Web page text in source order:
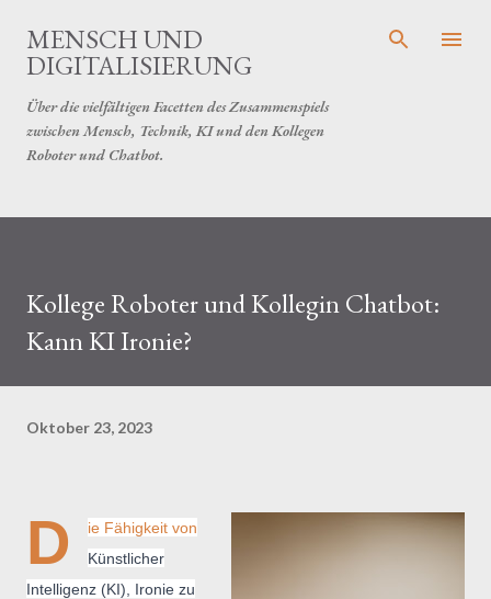
Direkt zum Hauptbereich
MENSCH UND
DIGITALISIERUNG
Über die vielfältigen Facetten des Zusammenspiels
zwischen Mensch, Technik, KI und den Kollegen
Roboter und Chatbot.
Kollege Roboter und Kollegin Chatbot:
Kann KI Ironie?
Oktober 23, 2023
D
ie Fähigkeit von
Künstlicher
Intelligenz (KI), Ironie zu